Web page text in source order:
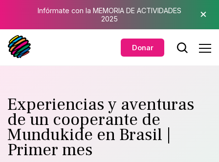
Infórmate con la MEMORIA DE ACTIVIDADES
2025
×
Donar
Experiencias y aventuras
de un cooperante de
Mundukide en Brasil |
Primer mes